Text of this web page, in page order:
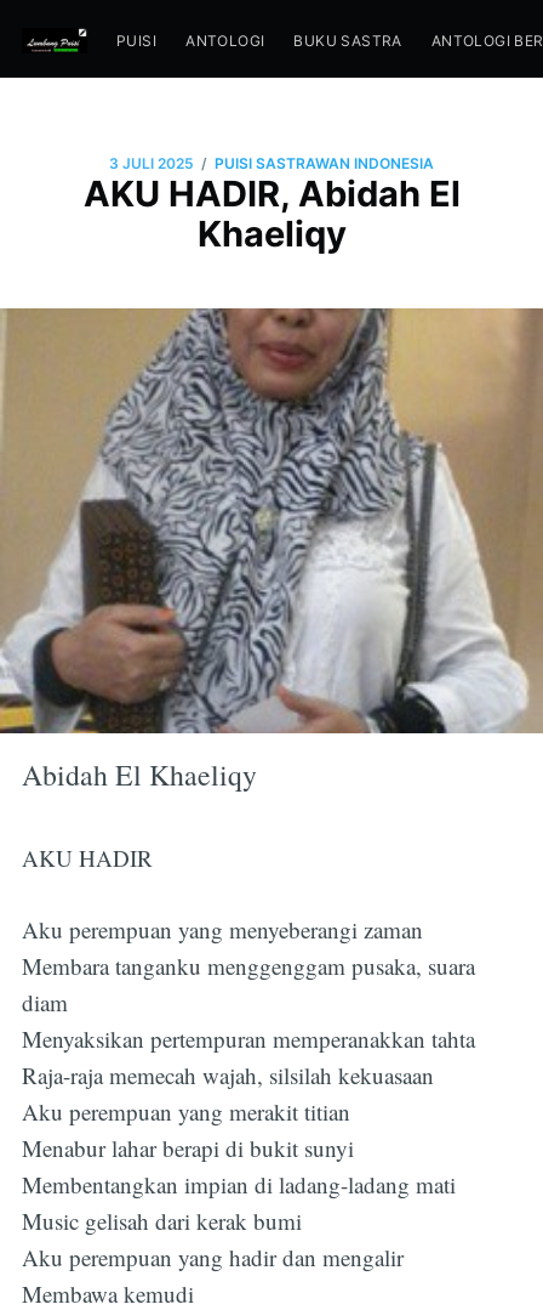
PUISI ANTOLOGI BUKU SASTRA ANTOLOGI
3 JULI 2025 / PUISI SASTRAWAN INDONESIA
AKU HADIR, Abidah El
Khaeliqy
Abidah El Khaeliqy
AKU HADIR
Aku perempuan yang menyeberangi zaman
Membara tanganku menggenggam pusaka, suara
diam
Menyaksikan pertempuran memperanakkan tahta
Raja-raja memecah wajah, silsilah kekuasaan
Aku perempuan yang merakit titian
Menabur lahar berapi di bukit sunyi
Membentangkan impian di ladang-ladang mati
Music gelisah dari kerak bumi
Aku perempuan yang hadir dan mengalir
Membawa kemudi